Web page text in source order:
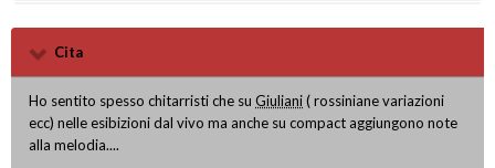
Cita
Ho sentito spesso chitarristi che su Giuliani( rossiniane variazioni
ecc) nelle esibizioni dal vivo ma anche su compact aggiungono note
alla melodia....